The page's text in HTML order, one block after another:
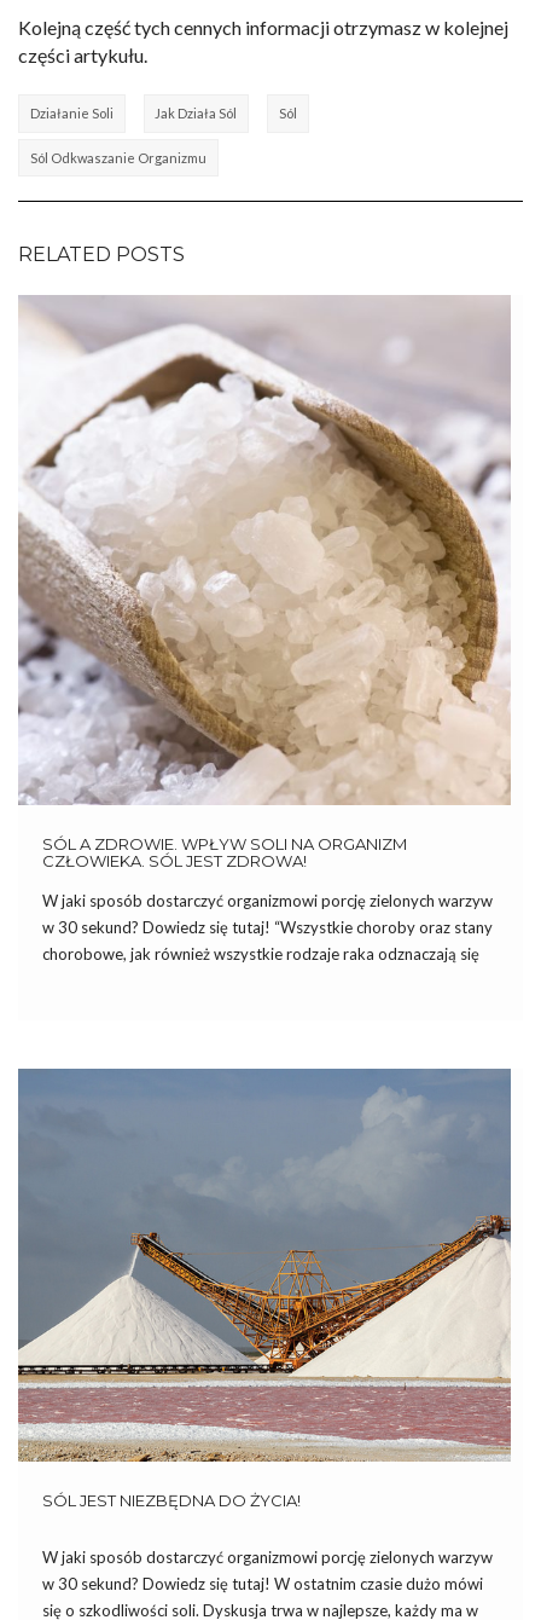
Kolejną część tych cennych informacji otrzymasz w kolejnej
części artykułu.
Działanie Soli Jak Działa Sól Sól
Sól Odkwaszanie Organizmu
RELATED POSTS
SÓL A ZDROWIE. WPŁYW SOLI NA ORGANIZM
CZŁOWIEKA. SÓL JEST ZDROWA!
W jaki sposób dostarczyć organizmowi porcję zielonych warzyw
w 30 sekund? Dowiedz się tutaj! “Wszystkie choroby oraz stany
chorobowe, jak również wszystkie rodzaje raka odznaczają się
SÓL JEST NIEZBĘDNA DO ŻYCIA!
W jaki sposób dostarczyć organizmowi porcję zielonych warzyw
w 30 sekund? Dowiedz się tutaj! W ostatnim czasie dużo mówi
się o szkodliwości soli. Dyskusja trwa w najlepsze, każdy ma w